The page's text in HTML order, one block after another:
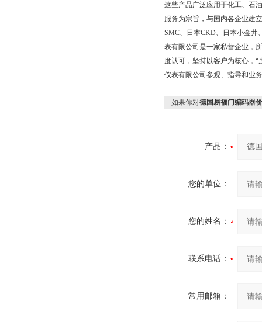
这些产品广泛应用于化工、石
服务为宗旨，与国内各企业建
SMC、日本CKD、日本小金井
表有限公司是一家私营企业，
度认可，坚持以客户为核心，
仪表有限公司参观、指导和业
如果你对德国易福门编码器
产品：
您的单位：
您的姓名：
联系电话：
常用邮箱：